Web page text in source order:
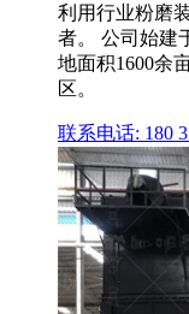
利用行业粉磨
者。 公司始建
地面积1600余
区。
联系电话: 180